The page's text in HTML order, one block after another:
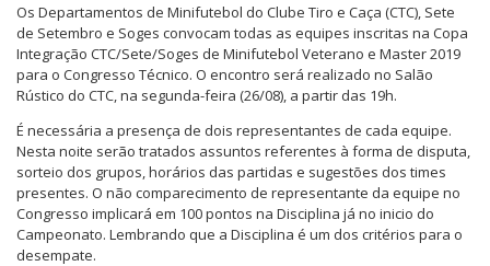
Os Departamentos de Minifutebol do Clube Tiro e Caça (CTC), Sete
de Setembro e Soges convocam todas as equipes inscritas na Copa
Integração CTC/Sete/Soges de Minifutebol Veterano e Master 2019
para o Congresso Técnico. O encontro será realizado no Salão
Rústico do CTC, na segunda-feira (26/08), a partir das 19h.
É necessária a presença de dois representantes de cada equipe.
Nesta noite serão tratados assuntos referentes à forma de disputa,
sorteio dos grupos, horários das partidas e sugestões dos times
presentes. O não comparecimento de representante da equipe no
Congresso implicará em 100 pontos na Disciplina já no inicio do
Campeonato. Lembrando que a Disciplina é um dos critérios para o
desempate.